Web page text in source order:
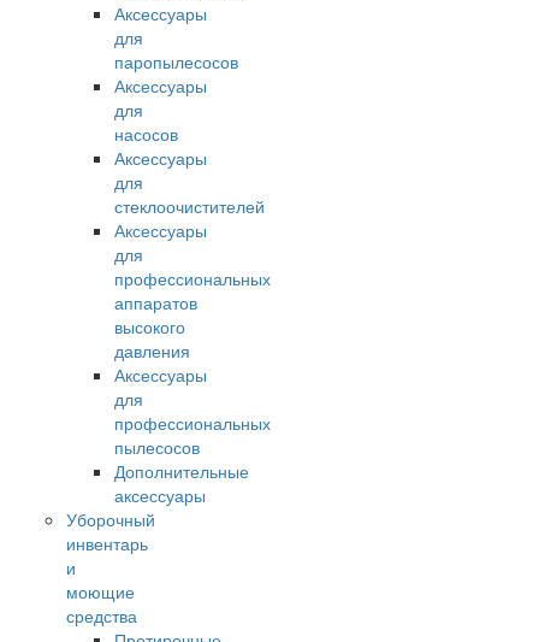
Аксессуары
для
паропылесосов
Аксессуары
для
насосов
Аксессуары
для
стеклоочистителей
Аксессуары
для
профессиональных
аппаратов
высокого
давления
Аксессуары
для
профессиональных
пылесосов
Дополнительные
аксессуары
Уборочный
инвентарь
и
моющие
средства